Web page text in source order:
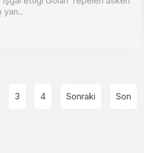
yan..
3 4 Sonraki Son